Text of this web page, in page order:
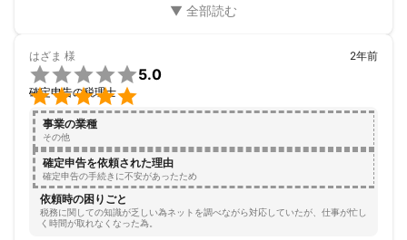
はざま 様


5.0
確定申告の税理士
2年前
事業の業種
その他
確定申告を依頼された理由
確定申告の手続きに不安があったため
依頼時の困りごと
税務に関しての知識が乏しい為ネットを調べながら対応していたが、仕事が忙し
く時間が取れなくなった為。